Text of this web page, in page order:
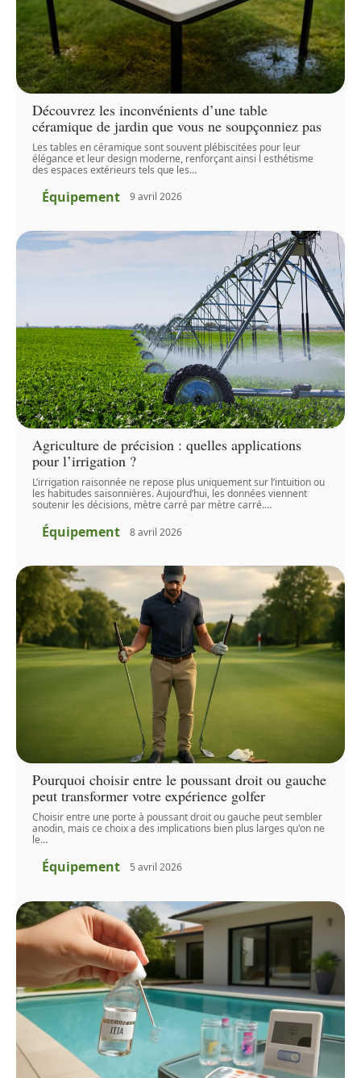
Découvrez les inconvénients d’une table
céramique de jardin que vous ne soupçonniez pas
Les tables en céramique sont souvent plébiscitées pour leur
élégance et leur design moderne, renforçant ainsi l esthétisme
des espaces extérieurs tels que les…
Équipement 9 avril 2026
Agriculture de précision : quelles applications
pour l’irrigation ?
L’irrigation raisonnée ne repose plus uniquement sur l’intuition ou
les habitudes saisonnières. Aujourd’hui, les données viennent
soutenir les décisions, mètre carré par mètre carré.…
Équipement 8 avril 2026
Pourquoi choisir entre le poussant droit ou gauche
peut transformer votre expérience golfer
Choisir entre une porte à poussant droit ou gauche peut sembler
anodin, mais ce choix a des implications bien plus larges qu'on ne
le…
Équipement 5 avril 2026